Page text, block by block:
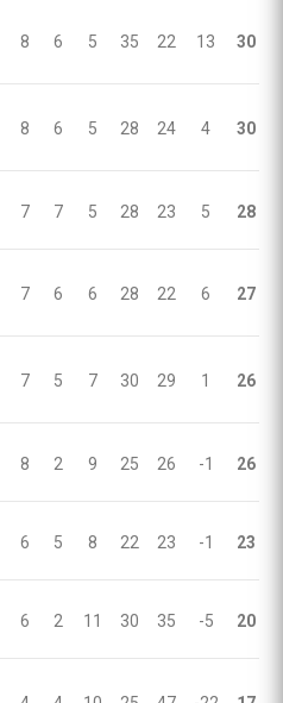
8 6 5 35 22 13 30
8 6 5 28 24 4 30
7 7 5 28 23 5 28
7 6 6 28 22 6 27
7 5 7 30 29 1 26
8 2 9 25 26 -1 26
6 5 8 22 23 -1 23
6 2 11 30 35 -5 20